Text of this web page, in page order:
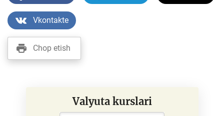
Vkontakte
Chop etish
Valyuta kurslari